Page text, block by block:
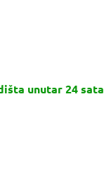
unutar 24 sata